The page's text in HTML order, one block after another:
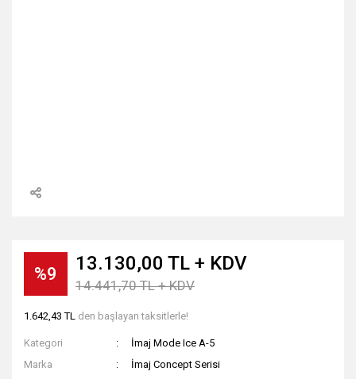
%9 13.130,00 TL + KDV
14.441,70 TL + KDV
1.642,43 TL den başlayan taksitlerle!
Kategori
İmaj Mode Ice A-5
Marka
İmaj Concept Serisi